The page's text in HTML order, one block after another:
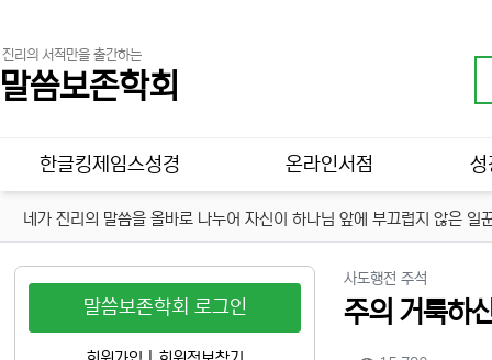
진리의 서적만을 출간하는
말씀보존학회
메인 메뉴
한글킹제임스성경 온라인서점 성
네가 진리의 말씀을 올바로 나누어 자신이 하나님 앞에 부끄럽지 않은
사도행전 주석
주의 거룩하
말씀보존학회 로그인